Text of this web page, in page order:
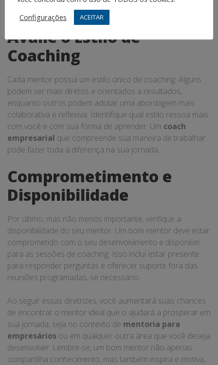
Avalie o Estilo de
Coaching
Cada mentor possui um estilo único de coaching. Alguns
podem ser mais diretos e orientados a resultados,
enquanto outros podem adotar uma abordagem mais
colaborativa e reflexiva. Identifique qual estilo ressoa mais
com você e com sua forma de aprender. Um coach
empresarial que compreende sua maneira de trabalhar
pode fazer toda a diferença na sua jornada.
Comprometimento e
Disponibilidade
Por último, mas não menos importante, verifique a
disponibilidade do seu mentor. Um bom mentor deve estar
comprometido com o seu desenvolvimento e disponível
para as sessões de coaching. Isso inclui estar presente
para responder perguntas e oferecer suporte fora das
reuniões programadas, se necessário.
Ao seguir essas diretrizes, você aumentará suas chances
de encontrar o mentor ideal que o ajudará a prosperar em
sua jornada, seja no contexto de mentoria para
empresários ou em qualquer outra área que você deseja
desenvolver. Lembre-se, um bom mentor não apenas
compartilha conhecimento, mas também inspira e motiva,
Configurações
ACEITAR